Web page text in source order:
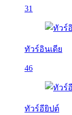
31
ทัวร์อินเดีย
46
ทัวร์อียิปต์